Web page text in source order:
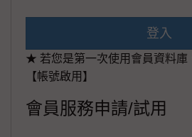
登入
★ 若您是第一次使用會員資料庫
【帳號啟用】
會員服務申請/試用